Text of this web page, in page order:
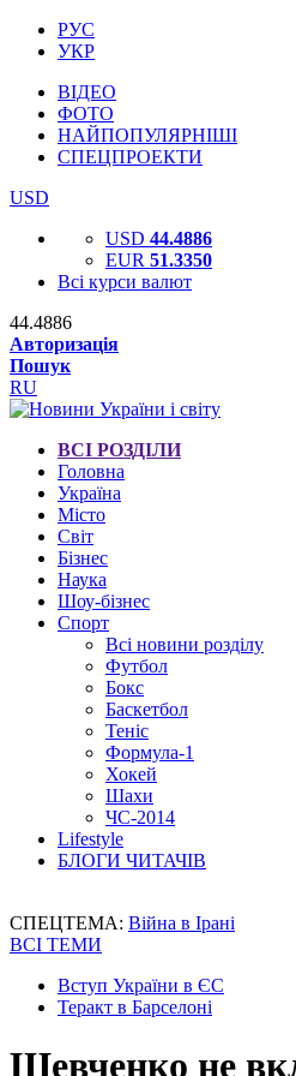
РУС
УКР
ВІДЕО
ФОТО
НАЙПОПУЛЯРНІШІ
СПЕЦПРОЕКТИ
USD
USD 44.4886
EUR 51.3350
Всі курси валют
44.4886
Авторизація
Пошук
RU
ВСІ РОЗДІЛИ
Головна
Україна
Місто
Світ
Бізнес
Наука
Шоу-бізнес
Спорт
Всі новини розділу
Футбол
Бокс
Баскетбол
Теніс
Формула-1
Хокей
Шахи
ЧС-2014
Lifestyle
БЛОГИ ЧИТАЧІВ
СПЕЦТЕМА: Війна в Ірані
ВСІ ТЕМИ
Вступ України в ЄС
Теракт в Барселоні
Шевченко не